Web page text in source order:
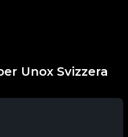
Unox Svizzera